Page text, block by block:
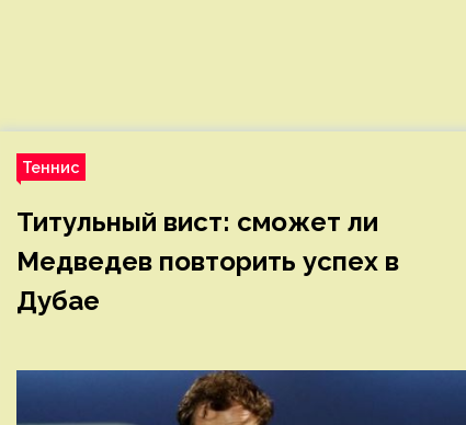
Теннис
Титульный вист: сможет ли
Медведев повторить успех в
Дубае